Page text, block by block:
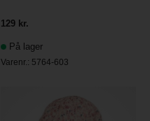
129 kr.
På lager
Varenr.: 5764-603